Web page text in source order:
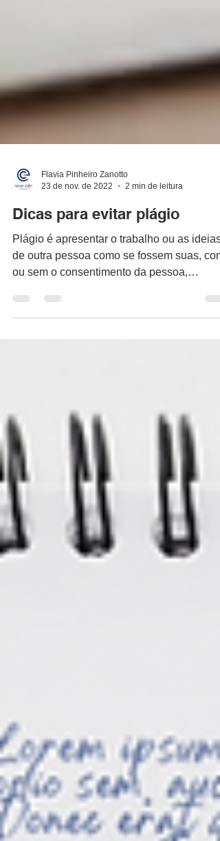
23 de nov. de 2022
2 min de leitura
Dicas para evitar plágio
Plágio é apresentar o trabalho ou as ideias
de outra pessoa como se fossem suas, com
ou sem o consentimento da pessoa,